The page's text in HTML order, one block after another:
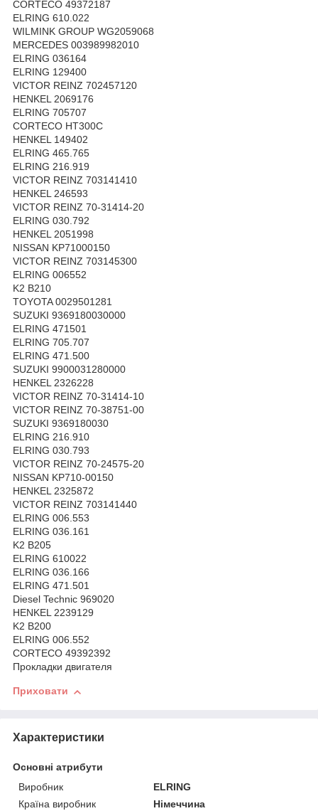
CORTECO 49372187
ELRING 610.022
WILMINK GROUP WG2059068
MERCEDES 003989982010
ELRING 036164
ELRING 129400
VICTOR REINZ 702457120
HENKEL 2069176
ELRING 705707
CORTECO HT300C
HENKEL 149402
ELRING 465.765
ELRING 216.919
VICTOR REINZ 703141410
HENKEL 246593
VICTOR REINZ 70-31414-20
ELRING 030.792
HENKEL 2051998
NISSAN KP71000150
VICTOR REINZ 703145300
ELRING 006552
K2 B210
TOYOTA 0029501281
SUZUKI 9369180030000
ELRING 471501
ELRING 705.707
ELRING 471.500
SUZUKI 9900031280000
HENKEL 2326228
VICTOR REINZ 70-31414-10
VICTOR REINZ 70-38751-00
SUZUKI 9369180030
ELRING 216.910
ELRING 030.793
VICTOR REINZ 70-24575-20
NISSAN KP710-00150
HENKEL 2325872
VICTOR REINZ 703141440
ELRING 006.553
ELRING 036.161
K2 B205
ELRING 610022
ELRING 036.166
ELRING 471.501
Diesel Technic 969020
HENKEL 2239129
K2 B200
ELRING 006.552
CORTECO 49392392
Прокладки двигателя
Приховати
Характеристики
Основні атрибути
Виробник
ELRING
Країна виробник
Німеччина